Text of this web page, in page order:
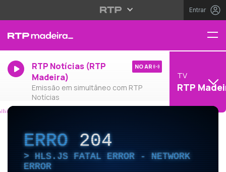
Entrar
RTP Notícias (RTP
Madeira)
Emissão em simultâneo com RTP
Notícias
NO AR
TV
RTP
ERRO204
HLS.JS FATAL ERROR - NETWORK
ERROR